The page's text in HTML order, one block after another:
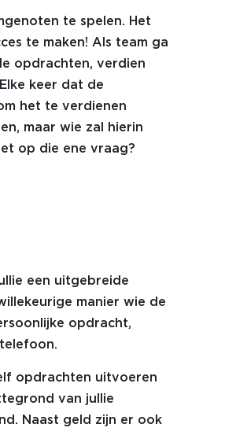
te spelen. Het
te maken! Als team ga
opdrachten, verdien
keer dat de
het te verdienen
maar wie zal hierin
op die ene vraag?
een uitgebreide
manier wie de
opdracht,
telefoon.
opdrachten uitvoeren
van jullie
Naast geld zijn er ook